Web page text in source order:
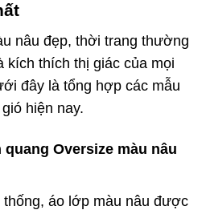
nâu đẹp, thời trang thường
kích thích thị giác của mọi
đây là tổng hợp các mẫu
hiện nay.
Oversize màu nâu
thống, áo lớp màu nâu được